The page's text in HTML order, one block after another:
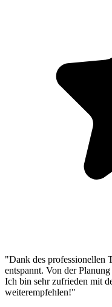
"Dank des professionellen
entspannt. Von der
Ich bin sehr zufrieden mit
weiterempfehlen!"